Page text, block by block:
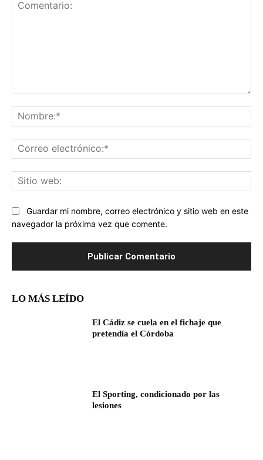
Guardar mi nombre, correo electrónico y sitio web en este
navegador la próxima vez que comente.
LO MÁS LEÍDO
El Cádiz se cuela en el fichaje que
pretendía el Córdoba
El Sporting, condicionado por las
lesiones